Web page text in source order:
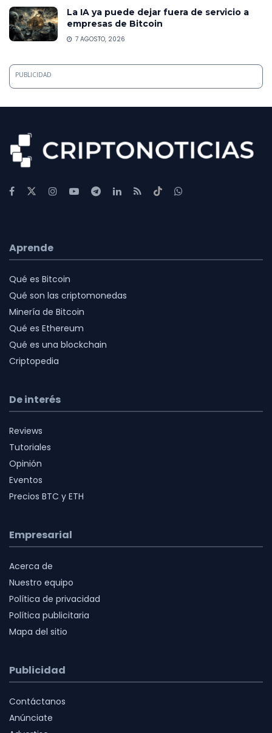
La IA ya puede dejar fuera de servicio a
empresas de Bitcoin
7 AGOSTO, 2026
PUBLICIDAD
Aprende
Qué es Bitcoin
Qué son las criptomonedas
Minería de Bitcoin
Qué es Ethereum
Qué es una blockchain
Criptopedia
De interés
Reviews
Tutoriales
Opinión
Eventos
Precios BTC y ETH
Empresarial
Acerca de
Nuestro equipo
Política de privacidad
Política publicitaria
Mapa del sitio
Publicidad
Contáctanos
Anúnciate